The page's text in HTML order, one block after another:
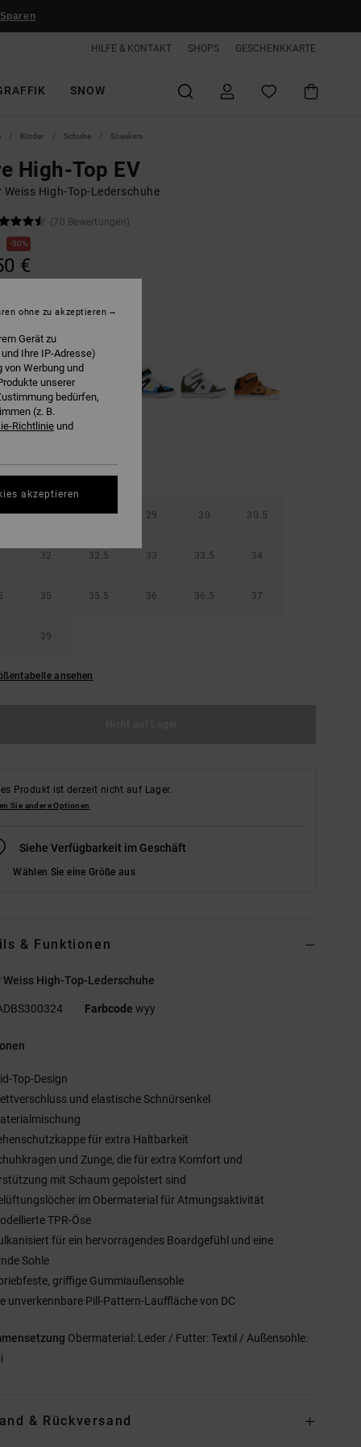
HILFE & KONTAKT SHOPS GESCHENKKARTE
SNOW
Kinder Schuhe Sneakers
High-Top EV
Weiss High-Top-Lederschuhe
(70 Bewertungen)
50%
€
grey/yellow
28 28.5 29 30 30.5
32 32.5 33 33.5 34
35 35.5 36 36.5 37
39
ansehen
Produkt ist derzeit nicht auf Lager.
Sie andere Optionen
Siehe Verfügbarkeit im Geschäft
Wählen Sie eine Größe aus
& Funktionen
Weiss High-Top-Lederschuhe
Farbcode wyy
Top-Design
und elastische Schnürsenkel
für extra Haltbarkeit
und Zunge, die für extra Komfort und
mit Schaum gepolstert sind
im Obermaterial für Atmungsaktivität
TPR-Öse
für ein hervorragendes Boardgefühl und eine
Sohle
griffige Gummiaußensohle
unverkennbare Pill-Pattern-Lauffläche von DC
Obermaterial: Leder / Futter: Textil / Außensohle:
& Rückversand
Gerät zu
Ihre IP-Adresse)
Werbung und
unserer
bedürfen,
(z. B.
Richtlinie und
ohne zu akzeptieren
akzeptieren